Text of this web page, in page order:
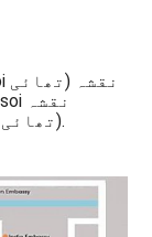
(تھائی لینڈ) کے لئے ڈاؤن لوڈ ، اتارنا.